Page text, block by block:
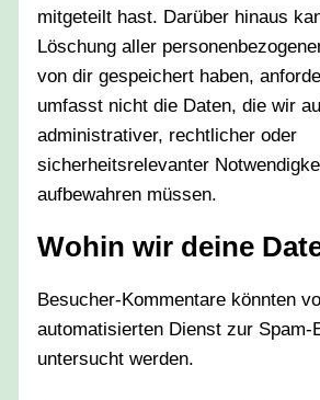
mitgeteilt hast. Darüber hinaus
Löschung aller
von dir gespeichert haben,
umfasst nicht die Daten, die wir
administrativer, rechtlicher oder
sicherheitsrelevanter
aufbewahren müssen.
Wohin wir deine
Besucher-Kommentare könnten
automatisierten Dienst zur Spam-
untersucht werden.